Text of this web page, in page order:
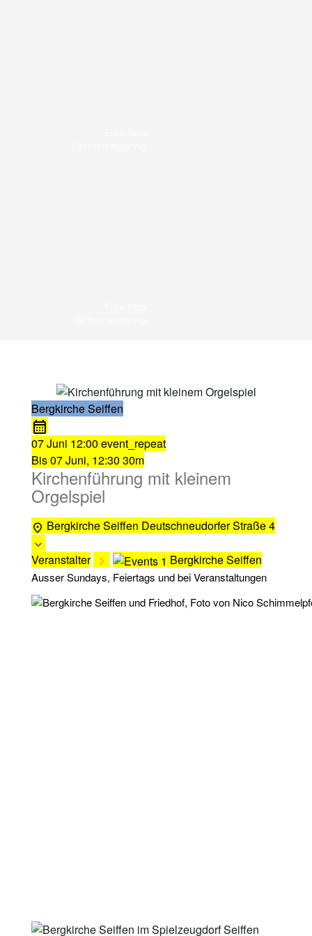
Bergkirche Seiffen
07 Juni 12:00 event_repeat
Bis07 Juni, 12:30 30m
Kirchenführung mit kleinem
Orgelspiel
Bergkirche Seiffen Deutschneudorfer Straße 4
Veranstalter Bergkirche Seiffen
Ausser Sundays, Feiertags und bei Veranstaltungen